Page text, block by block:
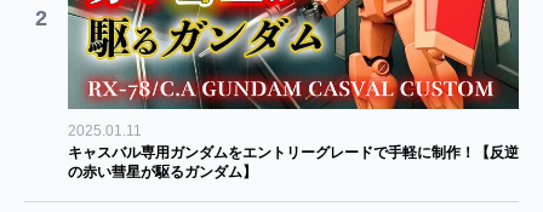
2
2025.01.11
キャスバル専用ガンダムをエントリーグレードで手軽に制作！【反逆
の赤い彗星が駆るガンダム】